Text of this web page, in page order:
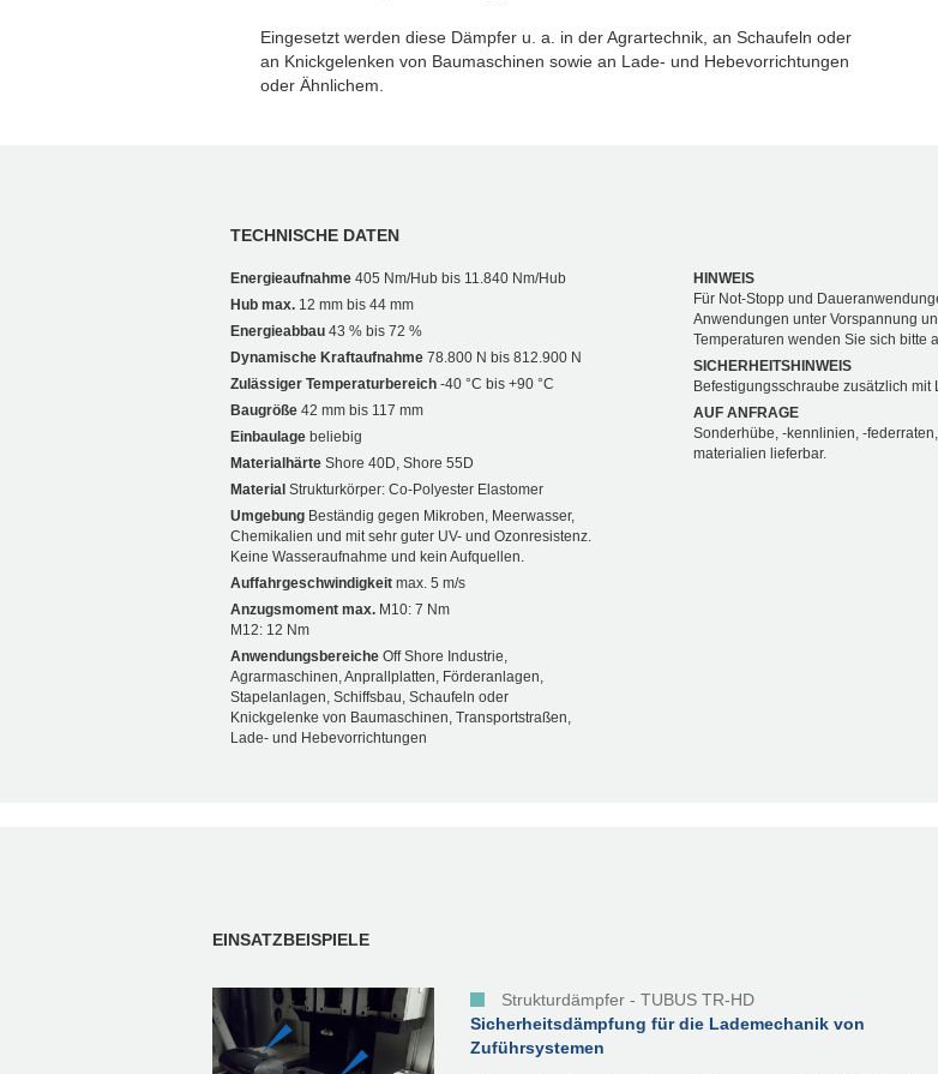
Eingesetzt werden diese Dämpfer u. a. in der Agrartechnik, an Schaufeln oder
an Knickgelenken von Baumaschinen sowie an Lade- und Hebevorrichtungen
oder Ähnlichem.
TECHNISCHE DATEN
Energieaufnahme 405 Nm/Hub bis 11.840 Nm/Hub
Hub max. 12 mm bis 44 mm
Energieabbau 43 % bis 72 %
Dynamische Kraftaufnahme 78.800 N bis 812.900 N
Zulässiger Temperaturbereich -40 °C bis +90 °C
Baugröße 42 mm bis 117 mm
Einbaulage beliebig
Materialhärte Shore 40D, Shore 55D
Material Strukturkörper: Co-Polyester Elastomer
Umgebung Beständig gegen Mikroben, Meerwasser,
Chemikalien und mit sehr guter UV- und Ozonresistenz.
Keine Wasseraufnahme und kein Aufquellen.
Auffahrgeschwindigkeit max. 5 m/s
Anzugsmoment max. M10: 7 Nm
M12: 12 Nm
Anwendungsbereiche Off Shore Industrie,
Agrarmaschinen, Anprallplatten, Förderanlagen,
Stapelanlagen, Schiffsbau, Schaufeln oder
Knickgelenke von Baumaschinen, Transportstraßen,
Lade- und Hebevorrichtungen
HINWEIS
Für Not-Stopp und
Anwendungen unter Vorspannung
Temperaturen wenden Sie sich bitte
SICHERHEITSHINWEIS
Befestigungsschraube zusätzlich mit
AUF ANFRAGE
Sonderhübe, -kennlinien, -
materialien lieferbar.
EINSATZBEISPIELE
Strukturdämpfer - TUBUS TR-HD
Sicherheitsdämpfung für die Lademechanik von
Zuführsystemen